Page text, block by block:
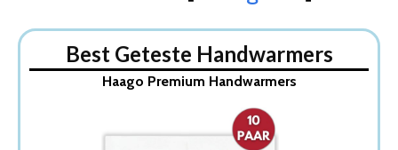
1. Haago Premium Handwarmers
2. WOBS handwarmers
3. Relaxxed Pocketsize Warmtezak
Best Geteste Handwarmers
Haago Premium Handwarmers